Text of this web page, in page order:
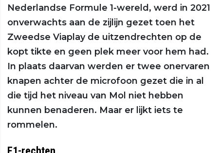
Nederlandse Formule 1-wereld, werd in 2021
onverwachts aan de zijlijn gezet toen het
Zweedse Viaplay de uitzendrechten op de
kopt tikte en geen plek meer voor hem had.
In plaats daarvan werden er twee onervaren
knapen achter de microfoon gezet die in al
die tijd het niveau van Mol niet hebben
kunnen benaderen. Maar er lijkt iets te
rommelen.
F1-rechten